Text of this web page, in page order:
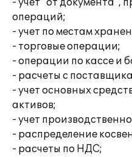
- учет "от документа",
операций;
- учет по местам
- торговые операции;
- операции по кассе и
- расчеты с
- учет основных
активов;
- учет
- распределение
- расчеты по НДС;